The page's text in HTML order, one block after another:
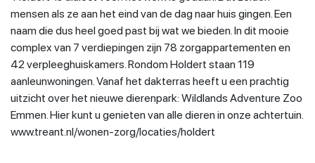
mensen als ze aan het eind van de dag naar huis gingen. Een
naam die dus heel goed past bij wat we bieden. In dit mooie
complex van 7 verdiepingen zijn 78 zorgappartementen en
42 verpleeghuiskamers. Rondom Holdert staan 119
aanleunwoningen. Vanaf het dakterras heeft u een prachtig
uitzicht over het nieuwe dierenpark: Wildlands Adventure Zoo
Emmen. Hier kunt u genieten van alle dieren in onze achtertuin.
www.treant.nl/wonen-zorg/locaties/holdert